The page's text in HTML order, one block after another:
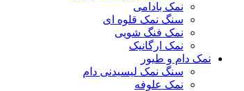
نمک بادامی
سنگ نمک قلوه ای
نمک فنگ شویی
نمک ارگانیک
نمک دام و طیور
سنگ نمک لیسیدنی دام
نمک علوفه